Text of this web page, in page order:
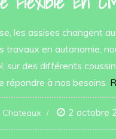
les assises changent
travaux en autonomie,
sur des différents
répondre à nos besoins.
Chateaux 2 octobre